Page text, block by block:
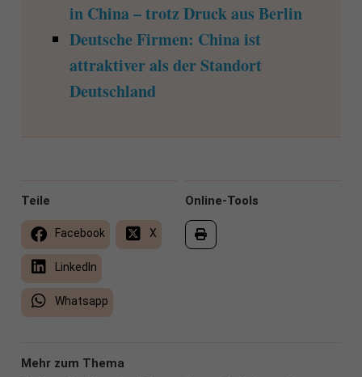
in China – trotz Druck aus Berlin
Deutsche Firmen: China ist
attraktiver als der Standort
Deutschland
Online-Tools
Teile
Facebook X
LinkedIn
Whatsapp
Mehr zum Thema